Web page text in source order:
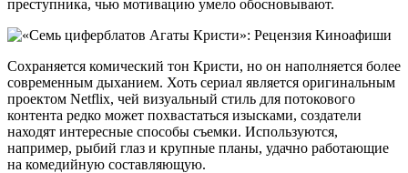
преступника, чью мотивацию умело обосновывают.
Сохраняется комический тон Кристи, но он наполняется более
современным дыханием. Хоть сериал является оригинальным
проектом Netflix, чей визуальный стиль для потокового
контента редко может похвастаться изысками, создатели
находят интересные способы съемки. Используются,
например, рыбий глаз и крупные планы, удачно работающие
на комедийную составляющую.